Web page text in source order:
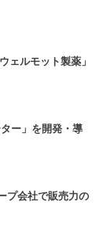
ェルモット製薬」
ー」を開発・導
プ会社で販売力の